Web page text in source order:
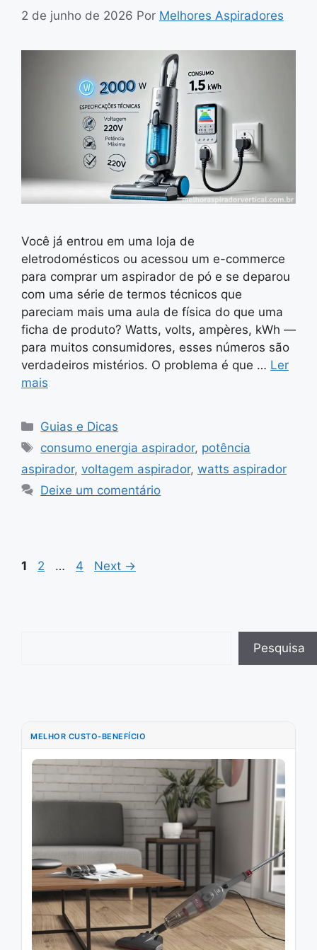
2 de junho de 2026 Por Melhores Aspiradores
Você já entrou em uma loja de
eletrodomésticos ou acessou um e-commerce
para comprar um aspirador de pó e se deparou
com uma série de termos técnicos que
pareciam mais uma aula de física do que uma
ficha de produto? Watts, volts, ampères, kWh —
para muitos consumidores, esses números são
verdadeiros mistérios. O problema é que … Ler
mais
Categorias
Guias e Dicas
Tags
consumo energia aspirador, potência
aspirador, voltagem aspirador, watts aspirador
Deixe um comentário
Page
1 Page
2 … Page
4 Next →
Pesquisa
MELHOR CUSTO-BENEFÍCIO